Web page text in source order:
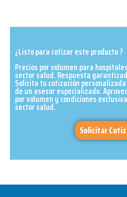
¿Listo para cotizar este producto ?
Precios por volumen para
sector salud. Respuesta
Solicita tu cotización
de un asesor especializado.
por volumen y condiciones
sector salud.​
Solicitar